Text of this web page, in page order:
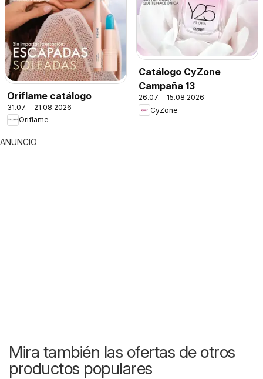
Oriflame catálogo
31.07. - 21.08.2026
Oriflame
Catálogo CyZone
Campaña 13
26.07. - 15.08.2026
CyZone
ANUNCIO
Mira también las ofertas de otros
productos populares